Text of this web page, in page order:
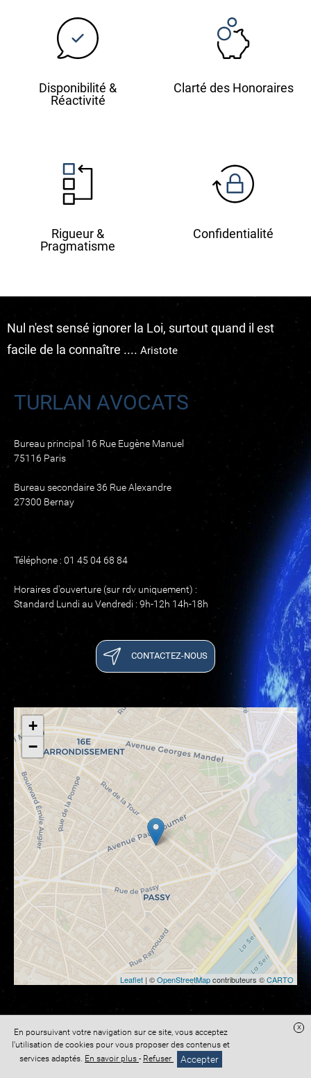
Disponibilité &
Réactivité
Clarté des Honoraires
Rigueur &
Pragmatisme
Confidentialité
Nul n'est sensé ignorer la Loi, surtout quand il est
facile de la connaître .... Aristote
TURLAN AVOCATS
Bureau principal 16 Rue Eugène Manuel
75116 Paris
Bureau secondaire 36 Rue Alexandre
27300 Bernay
Téléphone : 01 45 04 68 84
Horaires d'ouverture (sur rdv uniquement) :
Standard Lundi au Vendredi : 9h-12h 14h-18h
CONTACTEZ-NOUS
+
−
Leaflet | ©OpenStreetMapcontributeurs ©CARTO
Site réalisé avec
Digital Avocat
Conditions Générales de Vente
Mentions légales
En poursuivant votre navigation sur ce site, vous acceptez
l'utilisation de cookies pour vous proposer des contenus et
services adaptés. En savoir plus - Refuser Accepter
x